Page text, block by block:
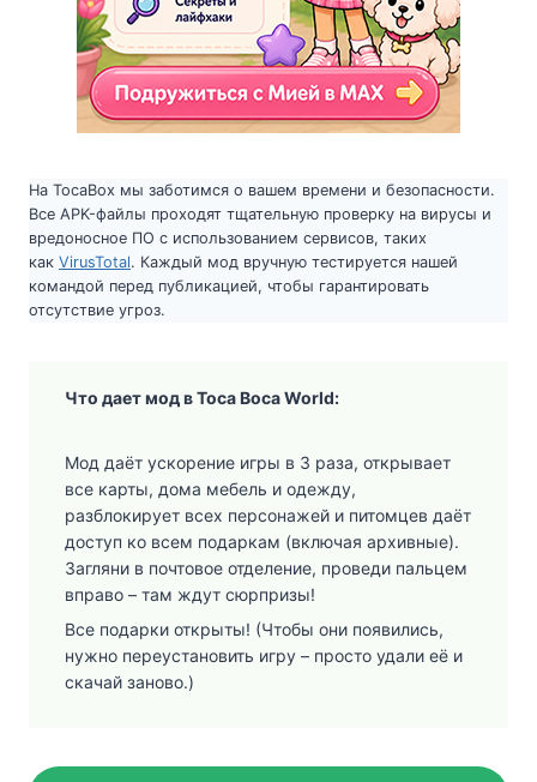
На TocaBox мы заботимся о вашем времени и безопасности.
Все APK-файлы проходят тщательную проверку на вирусы и
вредоносное ПО с использованием сервисов, таких
как VirusTotal. Каждый мод вручную тестируется нашей
командой перед публикацией, чтобы гарантировать
отсутствие угроз.
Что дает мод в Toca Boca World:
Мод даёт ускорение игры в 3 раза, открывает
все карты, дома мебель и одежду,
разблокирует всех персонажей и питомцев даёт
доступ ко всем подаркам (включая архивные).
Загляни в почтовое отделение, проведи пальцем
вправо – там ждут сюрпризы!
Все подарки открыты! (Чтобы они появились,
нужно переустановить игру – просто удали её и
скачай заново.)